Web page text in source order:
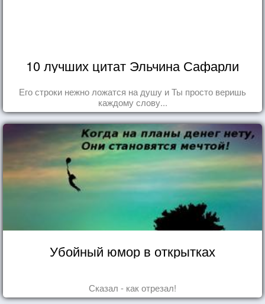
10 лучших цитат Эльчина Сафарли
Его строки нежно ложатся на душу и Ты просто веришь
каждому слову...
Убойный юмор в открытках
Сказал - как отрезал!